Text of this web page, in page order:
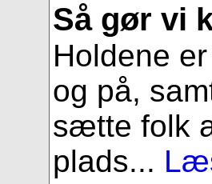
Så gør vi
Holdene
og på,
sætte folk
plads...